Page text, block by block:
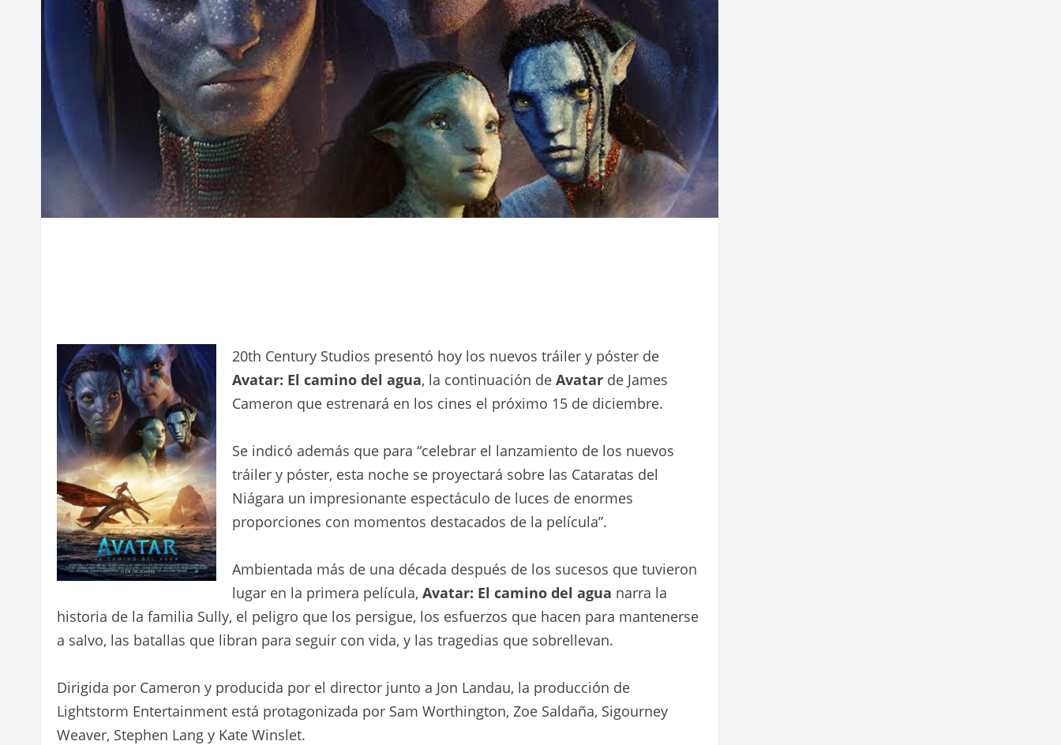
20th Century Studios presentó hoy los nuevos tráiler y póster de
Avatar: El camino del agua, la continuación de Avatar de James
Cameron que estrenará en los cines el próximo 15 de diciembre.
Se indicó además que para “celebrar el lanzamiento de los nuevos
tráiler y póster, esta noche se proyectará sobre las Cataratas del
Niágara un impresionante espectáculo de luces de enormes
proporciones con momentos destacados de la película”.
Ambientada más de una década después de los sucesos que tuvieron
lugar en la primera película, Avatar: El camino del agua narra la
historia de la familia Sully, el peligro que los persigue, los esfuerzos que hacen para mantenerse
a salvo, las batallas que libran para seguir con vida, y las tragedias que sobrellevan.
Dirigida por Cameron y producida por el director junto a Jon Landau, la producción de
Lightstorm Entertainment está protagonizada por Sam Worthington, Zoe Saldaña, Sigourney
Weaver, Stephen Lang y Kate Winslet.